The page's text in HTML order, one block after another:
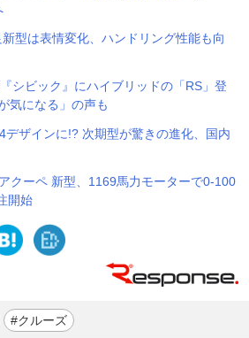
型は表情変化、ハンドリング性能も向
シビック』にハイブリッドの「RS」登
気になる」の声も
デザインに!? 次期型が驚きの進化、国内
クーペ 新型、1169馬力モーターで0-100
開始
#クルーズ